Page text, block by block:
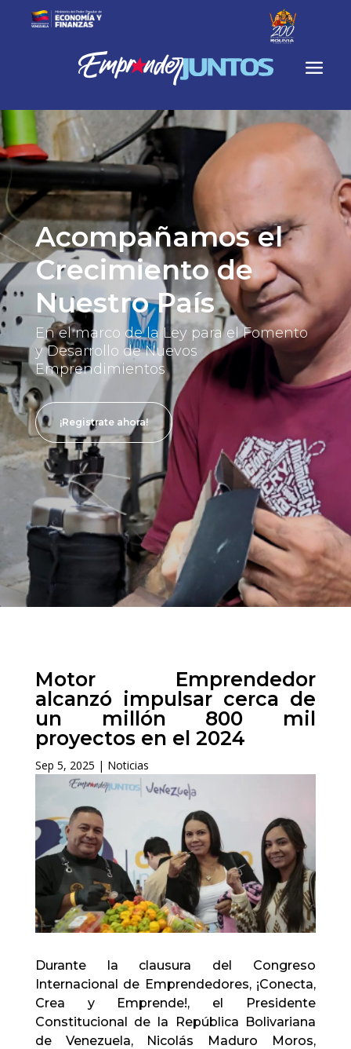
Acompañamos el
Crecimiento de
Nuestro País
En el marco de la Ley para el Fomento
y Desarrollo de Nuevos
Emprendimientos
¡Registrate ahora!
Motor Emprendedor
alcanzó impulsar cerca de
un millón 800 mil
proyectos en el 2024
Sep 5, 2025 | Noticias
Durante la clausura del Congreso
Internacional de Emprendedores, ¡Conecta,
Crea y Emprende!, el Presidente
Constitucional de la República Bolivariana
de Venezuela, Nicolás Maduro Moros,